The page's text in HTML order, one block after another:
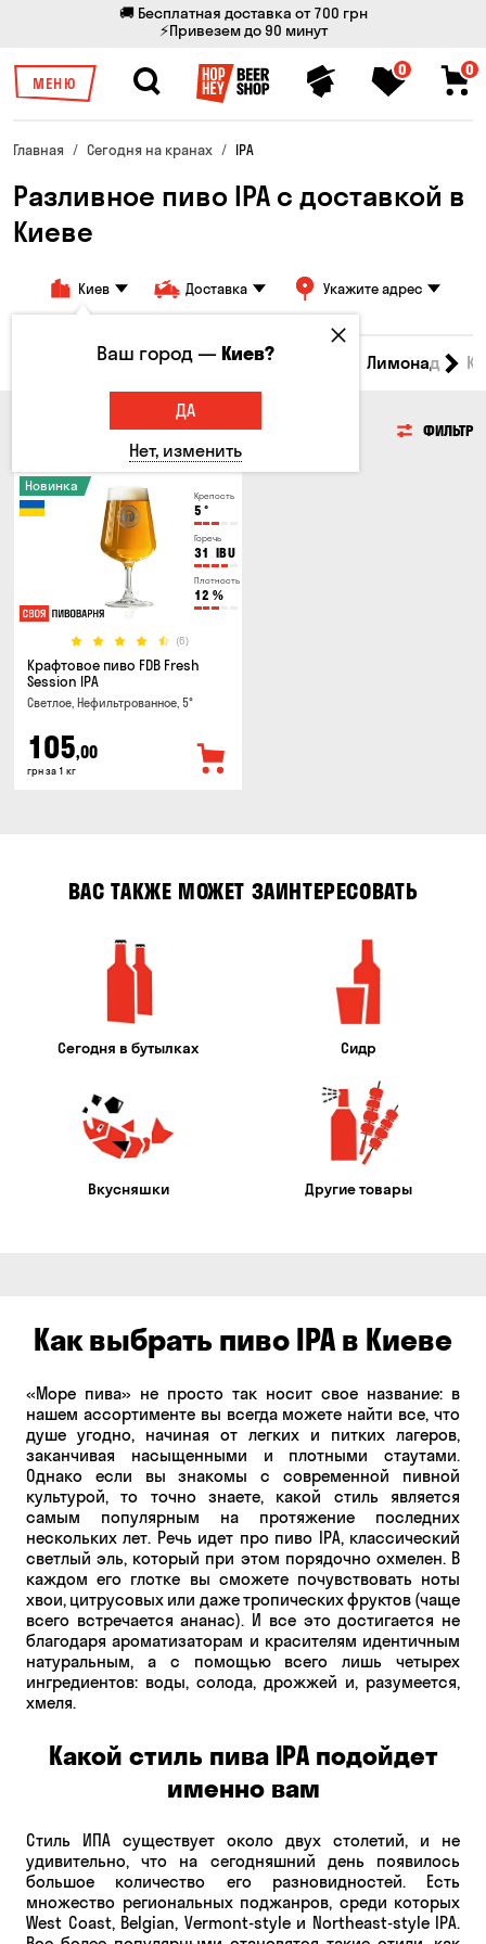
🚚 Бесплатная доставка от 700 грн
⚡Привезем до 90 минут
МЕНЮ
0 0
Главная Сегодня на кранах IPA
Разливное пиво IPA с доставкой в
Киеве
Киев Доставка Укажите адрес
Все товары Пиво Сидр Лимонад
ФИЛЬТР
Крепость
5 °
Горечь
31 IBU
Плотность
12 %
(6)
Новинка
Крафтовое пиво FDB Fresh
Session IPA
Светлое, Нефильтрованное, 5°
105,00
грн за 1 кг
ВАС ТАКЖЕ МОЖЕТ ЗАИНТЕРЕСОВАТЬ
Сегодня в бутылках Сидр
Вкусняшки Другие товары
Как выбрать пиво IPA в Киеве
«Море пива» не просто так носит свое название: в
нашем ассортименте вы всегда можете найти все, что
душе угодно, начиная от легких и питких лагеров,
заканчивая насыщенными и плотными стаутами.
Однако если вы знакомы с современной пивной
культурой, то точно знаете, какой стиль является
самым популярным на протяжение последних
нескольких лет. Речь идет про пиво IPA, классический
светлый эль, который при этом порядочно охмелен. В
каждом его глотке вы сможете почувствовать ноты
хвои, цитрусовых или даже тропических фруктов (чаще
всего встречается ананас). И все это достигается не
благодаря ароматизаторам и красителям идентичным
натуральным, а с помощью всего лишь четырех
ингредиентов: воды, солода, дрожжей и, разумеется,
хмеля.
Какой стиль пива IPA подойдет
именно вам
Стиль ИПА существует около двух столетий, и не
удивительно, что на сегодняшний день появилось
большое количество его разновидностей. Есть
множество региональных поджанров, среди которых
West Coast, Belgian, Vermont-style и Northeast-style IPA.
Ваш город —Киев?
ДА
Нет, изменить